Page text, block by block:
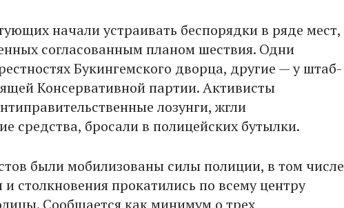
начали устраивать беспорядки в ряде мест,
согласованным планом шествия. Одни
Букингемского дворца, другие — у штаб-
Консервативной партии. Активисты
лозунги, жгли
средства, бросали в полицейских бутылки.
были мобилизованы силы полиции, в том числе
столкновения прокатились по всему центру
Сообщается как минимум о трех